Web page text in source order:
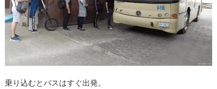
乗り込むとバスはすぐ出発。